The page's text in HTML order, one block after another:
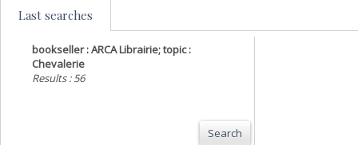
Last searches
bookseller : ARCA Librairie; topic :
Chevalerie
Results : 56
Search